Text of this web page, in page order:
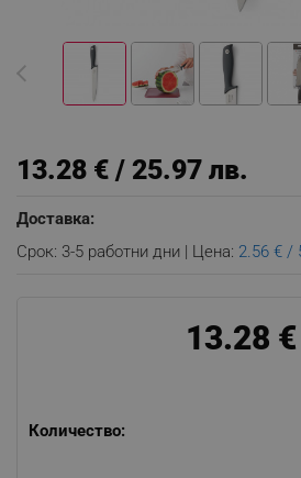
13.28 € / 25.97 лв.
Доставка:
Срок: 3-5 работни дни | Цена: 2.56 € /
13.28
Количество: